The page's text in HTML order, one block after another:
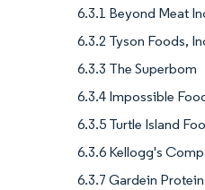
6.3.1 Beyond Meat
6.3.2 Tyson Foods,
6.3.3 The Superbom
6.3.4 Impossible
6.3.5 Turtle Island
6.3.6 Kellogg's
6.3.7 Gardein